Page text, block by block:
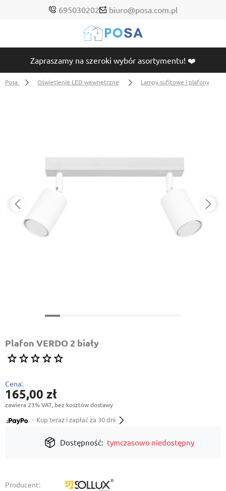
695030202 biuro@posa.com.pl
Zapraszamy na szeroki wybór asortymentu! ❤️
Posa Oświetlenie LED wewnętrzne Lampy sufitowe i plafony
Plafon VERDO 2 biały
Cena:
165,00 zł
zawiera 23% VAT, bez kosztów dostawy
・Kup teraz i zapłać za 30 dni
Dostępność: tymczasowo niedostępny
Producent: